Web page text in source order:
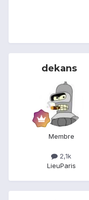
dekans
Membre
2,1k
LieuParis